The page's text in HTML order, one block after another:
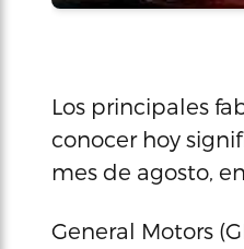
Los principales
conocer hoy
mes de agosto,
General Motors